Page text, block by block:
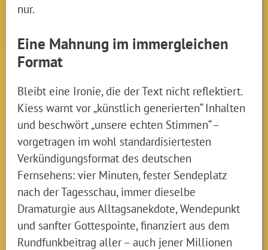
nur.
Eine Mahnung im immergleichen
Format
Bleibt eine Ironie, die der Text nicht reflektiert.
Kiess warnt vor „künstlich generierten“ Inhalten
und beschwört „unsere echten Stimmen“ –
vorgetragen im wohl standardisiertesten
Verkündigungsformat des deutschen
Fernsehens: vier Minuten, fester Sendeplatz
nach der Tagesschau, immer dieselbe
Dramaturgie aus Alltagsanekdote, Wendepunkt
und sanfter Gottespointe, finanziert aus dem
Rundfunkbeitrag aller – auch jener Millionen